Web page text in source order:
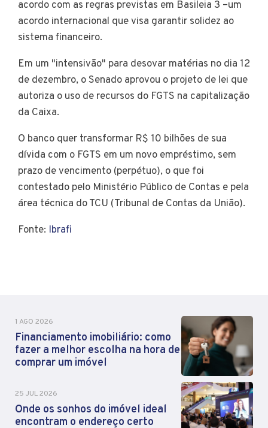
acordo com as regras previstas em Basileia 3 –um
acordo internacional que visa garantir solidez ao
sistema financeiro.
Em um "intensivão" para desovar matérias no dia 12
de dezembro, o Senado aprovou o projeto de lei que
autoriza o uso de recursos do FGTS na capitalização
da Caixa.
O banco quer transformar R$ 10 bilhões de sua
dívida com o FGTS em um novo empréstimo, sem
prazo de vencimento (perpétuo), o que foi
contestado pelo Ministério Público de Contas e pela
área técnica do TCU (Tribunal de Contas da União).
Fonte: Ibrafi
1 AGO 2026
Financiamento imobiliário: como
fazer a melhor escolha na hora de
comprar um imóvel
25 JUL 2026
Onde os sonhos do imóvel ideal
encontram o endereço certo